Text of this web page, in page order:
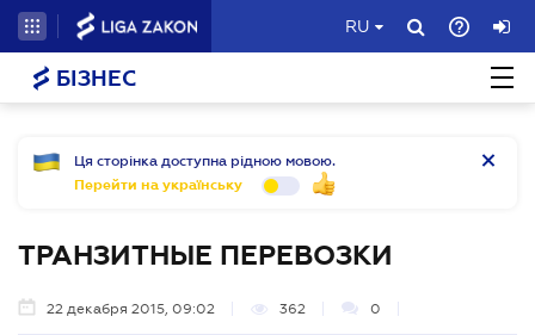
RU
БІЗНЕС
Ця сторінка доступна рідною мовою.
Перейти на українську
ТРАНЗИТНЫЕ ПЕРЕВОЗКИ
22 декабря 2015, 09:02 362 0